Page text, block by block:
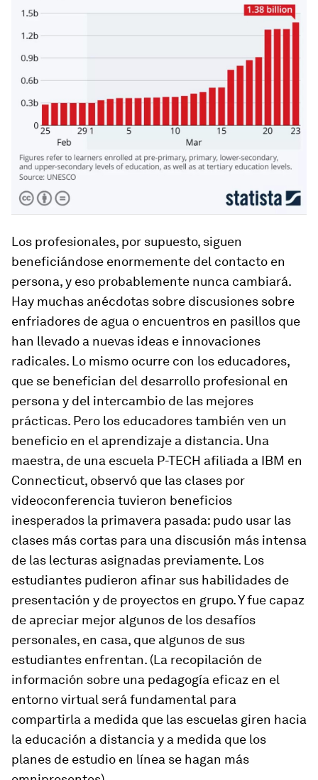
Los profesionales, por supuesto, siguen
beneficiándose enormemente del contacto en
persona, y eso probablemente nunca cambiará.
Hay muchas anécdotas sobre discusiones sobre
enfriadores de agua o encuentros en pasillos que
han llevado a nuevas ideas e innovaciones
radicales. Lo mismo ocurre con los educadores,
que se benefician del desarrollo profesional en
persona y del intercambio de las mejores
prácticas. Pero los educadores también ven un
beneficio en el aprendizaje a distancia. Una
maestra, de una escuela P-TECH afiliada a IBM en
Connecticut, observó que las clases por
videoconferencia tuvieron beneficios
inesperados la primavera pasada: pudo usar las
clases más cortas para una discusión más intensa
de las lecturas asignadas previamente. Los
estudiantes pudieron afinar sus habilidades de
presentación y de proyectos en grupo. Y fue capaz
de apreciar mejor algunos de los desafíos
personales, en casa, que algunos de sus
estudiantes enfrentan. (La recopilación de
información sobre una pedagogía eficaz en el
entorno virtual será fundamental para
compartirla a medida que las escuelas giren hacia
la educación a distancia y a medida que los
planes de estudio en línea se hagan más